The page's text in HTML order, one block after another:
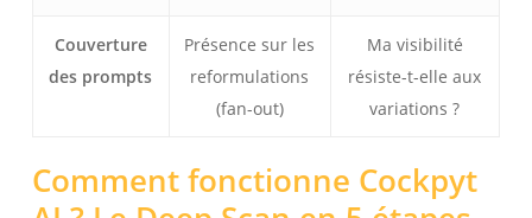
Couverture
des prompts
Présence sur les
reformulations
(fan-out)
Ma visibilité
résiste-t-elle aux
variations ?
Comment fonctionne Cockpyt